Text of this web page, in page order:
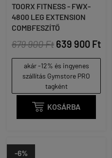
TOORX FITNESS - FWX-
4800 LEG EXTENSION
COMBFESZÍTŐ
679 900 Ft 639 900 Ft
akár -12% és ingyenes
szállítás Gymstore PRO
tagként
 KOSÁRBA
-6%